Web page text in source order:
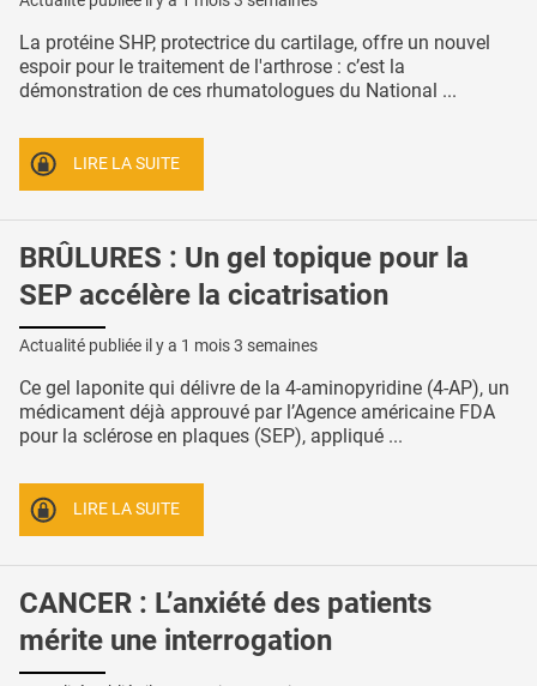
La protéine SHP, protectrice du cartilage, offre un nouvel
espoir pour le traitement de l'arthrose : c’est la
démonstration de ces rhumatologues du National ...
LIRE LA SUITE
BRÛLURES : Un gel topique pour la
SEP accélère la cicatrisation
Actualité publiée il y a 1 mois 3 semaines
Ce gel laponite qui délivre de la 4-aminopyridine (4-AP), un
médicament déjà approuvé par l’Agence américaine FDA
pour la sclérose en plaques (SEP), appliqué ...
LIRE LA SUITE
CANCER : L’anxiété des patients
mérite une interrogation